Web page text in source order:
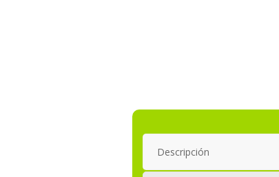
Descripción